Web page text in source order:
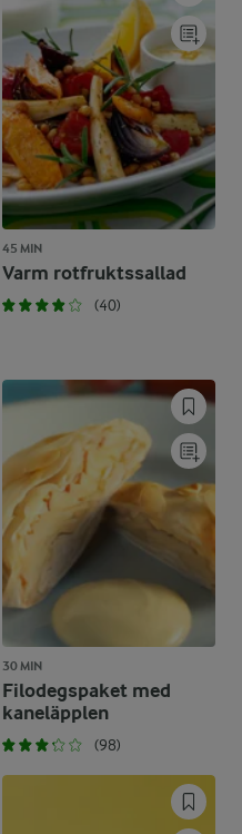
45 MIN
Varm rotfruktssallad
(40)
30 MIN
Filodegspaket med
kaneläpplen
(98)